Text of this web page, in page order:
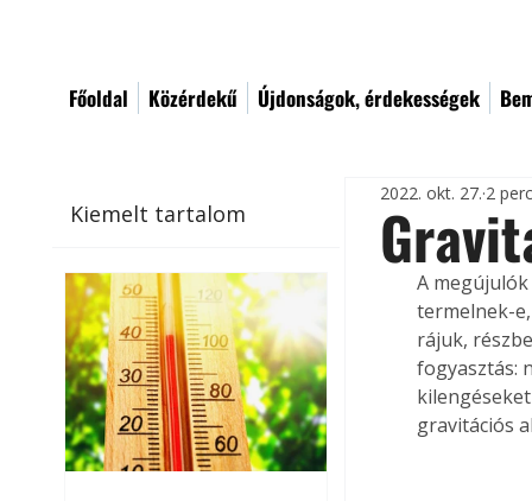
Főoldal Közérdekű Újdonságok, érdekességek
Kiemelt tartalom
2022. okt. 27. 2
A
termelnek-
rájuk,
fogyasztás:
gravitációs